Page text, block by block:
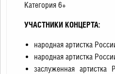
Категория 6+
УЧАСТНИКИ КОНЦЕРТА:
народная артистка
народная артистка
заслуженная